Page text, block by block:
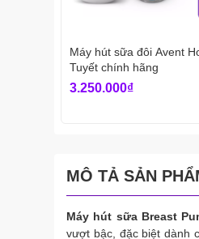
Máy hút sữa đôi Avent
Tuyết chính hãng
3.250.000₫
MÔ TẢ SẢN
Máy hút sữa Breast
vượt bậc, đặc biệt dành